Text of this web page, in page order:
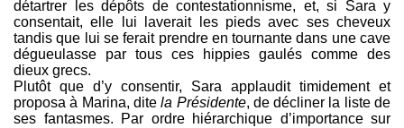
détartrer les dépôts de contestationnisme, et, si Sara y
consentait, elle lui laverait les pieds avec ses cheveux
tandis que lui se ferait prendre en tournante dans une cave
dégueulasse par tous ces hippies gaulés comme des
dieux grecs.
Plutôt que d’y consentir, Sara applaudit timidement et
proposa à Marina, ditela Présidente, de décliner la liste de
ses fantasmes. Par ordre hiérarchique d’importance sur